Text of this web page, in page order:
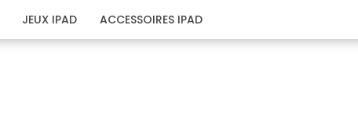
JEUX IPAD ACCESSOIRES IPAD